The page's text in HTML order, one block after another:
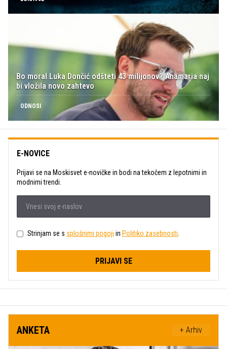
Bo moral Luka Dončić odšteti 43 milijonov? Anamaria naj
bi vložila novo zahtevo
ODNOSI
E-NOVICE
Prijavi se na Moskisvet e-novičke in bodi na tekočem z lepotnimi in
modnimi trendi.
Strinjam se s splošnimi pogoji in Politiko zasebnosti.
PRIJAVI SE
ANKETA + Arhiv